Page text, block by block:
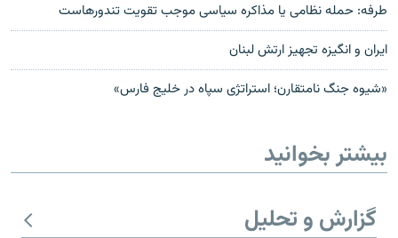
طرفه: حمله نظامی یا مذاکره سیاسی موجب تقویت تندورهاست
ایران و انگیزه تجهیز ارتش لبنان
«شیوه جنگ نامتقارن؛ استراتژی سپاه در خلیج فارس»
بیشتر بخوانید
گزارش و تحلیل